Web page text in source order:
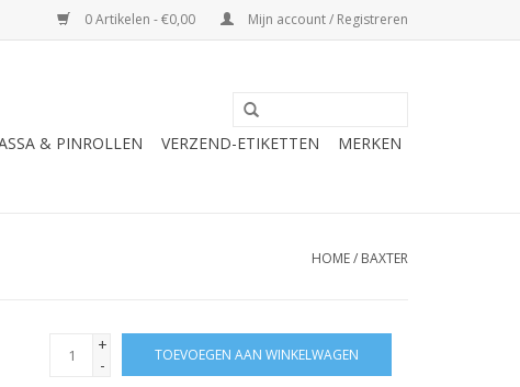
0 Artikelen - €0,00 Mijn account / Registreren
& PINROLLEN VERZEND-ETIKETTEN MERKEN
HOME/ BAXTER
+
-
TOEVOEGEN AAN WINKELWAGEN